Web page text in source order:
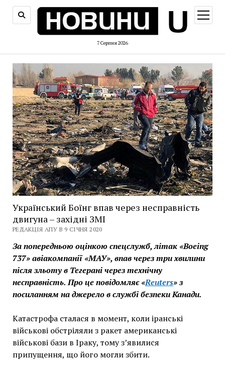
7 Серпня 2026
меню
Український Боїнг впав через несправність
двигуна – західні ЗМІ
РЕДАКЦІЯ АПУ В 9 СІЧНЯ 2020
За попередньою оцінкою спецслужб, літак «Boeing
737» авіакомпанії «МАУ», впав через три хвилини
після зльоту в Тегерані через технічну
несправність. Про це повідомляє «Reuters» з
посиланням на джерело в службі безпеки Канади.
Катастрофа сталася в момент, коли іранські
військові обстріляли з ракет американські
військові бази в Іраку, тому з’явилися
припущення, що його могли збити.